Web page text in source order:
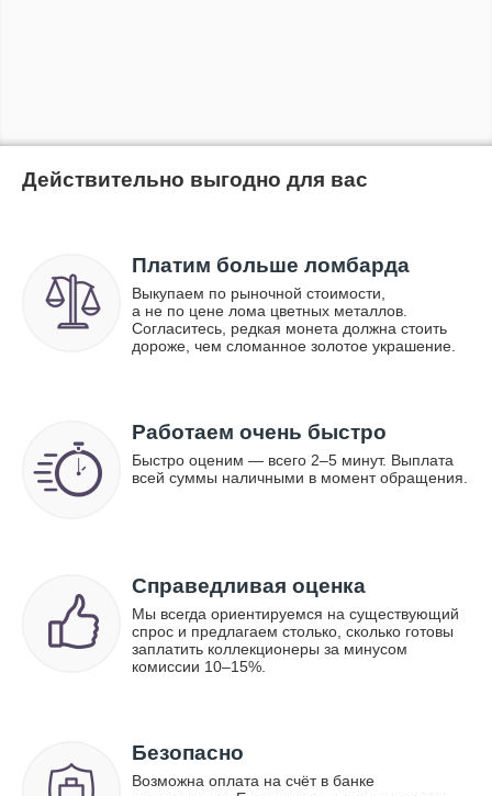
Действительно выгодно для вас
Платим больше ломбарда
Выкупаем по рыночной стоимости,
а не по цене лома цветных металлов.
Согласитесь, редкая монета должна стоить
дороже, чем сломанное золотое украшение.
Работаем очень быстро
Быстро оценим — всего 2–5 минут. Выплата
всей суммы наличными в момент обращения.
Справедливая оценка
Мы всегда ориентируемся на существующий
спрос и предлагаем столько, сколько готовы
заплатить коллекционеры за минусом
комиссии 10–15%.
Безопасно
Возможна оплата на счёт в банке